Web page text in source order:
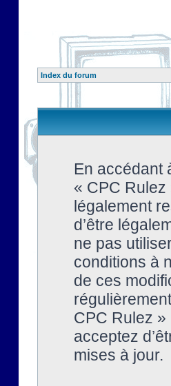
Index du forum
En accédant
« CPC Rulez
légalement
d’être
ne pas
conditions à
de ces
CPC Rulez
acceptez
mises à jour.